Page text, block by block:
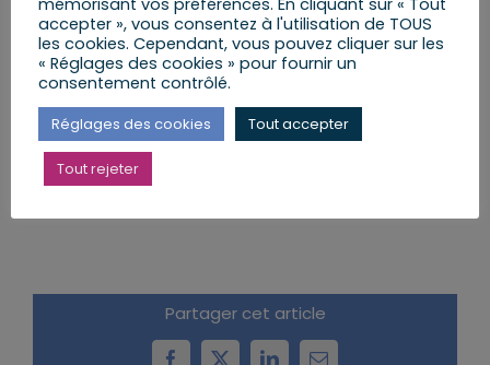
AJOUTER AU CALENDRIER
Partager cet article
accepter », vous consentez à l'utilisation de TOUS
les cookies. Cependant, vous pouvez cliquer sur les
« Réglages des cookies » pour fournir un
consentement contrôlé.
Réglages des cookies Tout accepter
Tout rejeter